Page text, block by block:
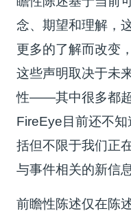
念、期望和理解，
更多的了解而改变
这些声明取决于未
性——其中很多都
FireEye目前还不
括但不限于我们正
与事件相关的新信息
前瞻性陈述仅在陈